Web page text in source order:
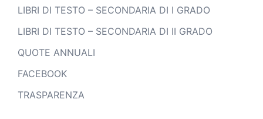
LIBRI DI TESTO – SECONDARIA DI I GRADO
LIBRI DI TESTO – SECONDARIA DI II GRADO
QUOTE ANNUALI
FACEBOOK
TRASPARENZA